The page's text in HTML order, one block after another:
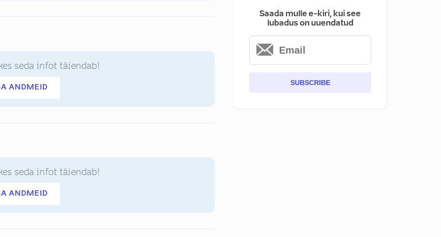
seda infot täiendab!
ANDMEID
seda infot täiendab!
ANDMEID
Saada mulle e-kiri, kui see
lubadus on uuendatud
SUBSCRIBE